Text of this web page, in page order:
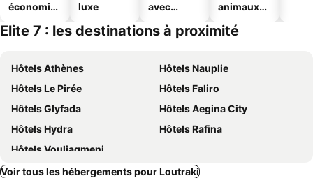
économiq
luxe
avec
animaux
Elite 7 : les destinations à proximité
Hôtels Athènes
Hôtels Nauplie
Hôtels Le Pirée
Hôtels Faliro
Hôtels Glyfada
Hôtels Aegina City
Hôtels Hydra
Hôtels Rafina
Hôtels Vouliagmeni
Voir tous les hébergements pour Loutraki